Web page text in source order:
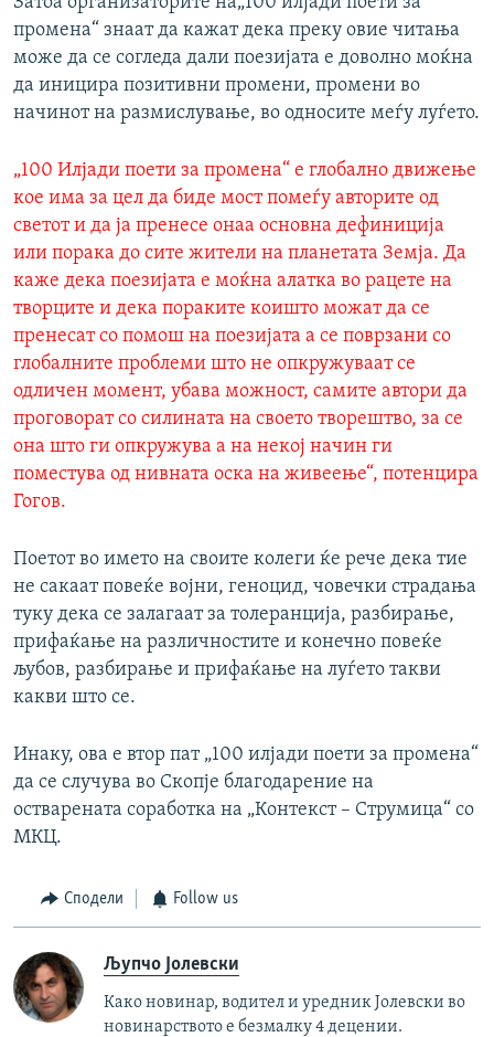
промена“ знаат да кажат дека преку овие читања
може да се согледа дали поезијата е доволно моќна
да иницира позитивни промени, промени во
начинот на размислување, во односите меѓу луѓето.
„100 Илјади поети за промена“ е глобално движење
кое има за цел да биде мост помеѓу авторите од
светот и да ја пренесе онаа основна дефиниција
или порака до сите жители на планетата Земја. Да
каже дека поезијата е моќна алатка во рацете на
творците и дека пораките коишто можат да се
пренесат со помош на поезијата а се поврзани со
глобалните проблеми што не опкружуваат се
одличен момент, убава можност, самите автори да
проговорат со силината на своето творештво, за се
она што ги опкружува а на некој начин ги
поместува од нивната оска на живеење“, потенцира
Гогов.
Поетот во името на своите колеги ќе рече дека тие
не сакаат повеќе војни, геноцид, човечки страдања
туку дека се залагаат за толеранција, разбирање,
прифаќање на различностите и конечно повеќе
љубов, разбирање и прифаќање на луѓето такви
какви што се.
Инаку, ова е втор пат „100 илјади поети за промена“
да се случува во Скопје благодарение на
остварената соработка на „Контекст – Струмица“ со
МКЦ.
Сподели Follow us
Љупчо Јолевски
Како новинар, водител и уредник Јолевски во
новинарството е безмалку 4 децении.